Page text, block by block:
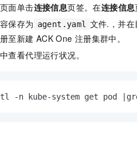
页面单击连接信息页签。在连接信息
保存为 agent.yaml 文件.，并
至新建 ACK One 注册集群中。
查看代理运行状况。
-n kube-system get pod